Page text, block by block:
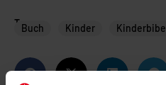
TagsBuch Kinder